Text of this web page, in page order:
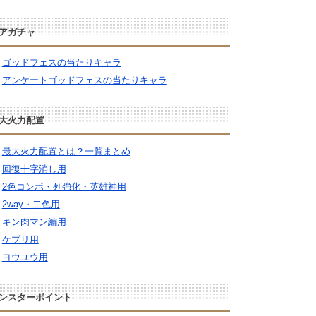
ガチャ
ゴッドフェスの当たりキャラ
アンケートゴッドフェスの当たりキャラ
火力配置
最大火力配置とは？一覧まとめ
回復十字消し用
2色コンボ・列強化・英雄神用
2way・二色用
キン肉マン編用
ケプリ用
ヨウユウ用
スターポイント